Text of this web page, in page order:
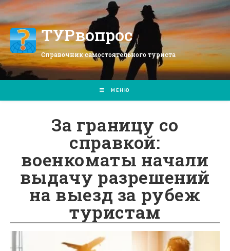
Перейти
к
содержимомуТУРвопрос
Справочник самостоятельного туриста
МЕНЮ
За границу со
справкой:
военкоматы начали
выдачу разрешений
на выезд за рубеж
туристам